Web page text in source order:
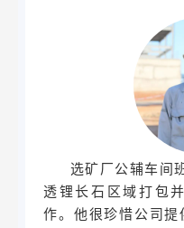
选矿厂公辅车间
透锂长石区域打包
作。他很珍惜公司